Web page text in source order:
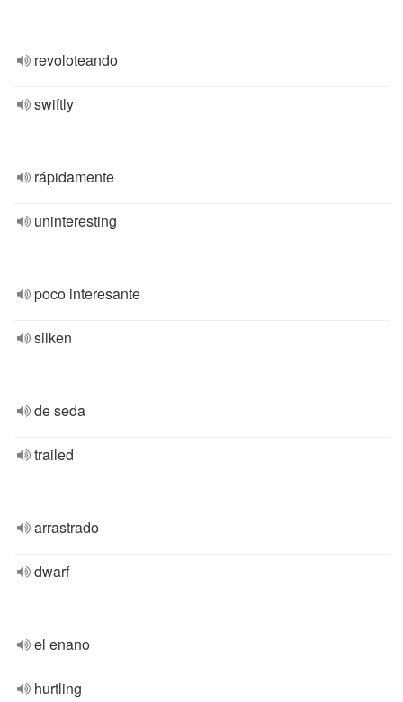
revoloteando
swiftly
rápidamente
uninteresting
poco interesante
silken
de seda
trailed
arrastrado
dwarf
el enano
hurtling